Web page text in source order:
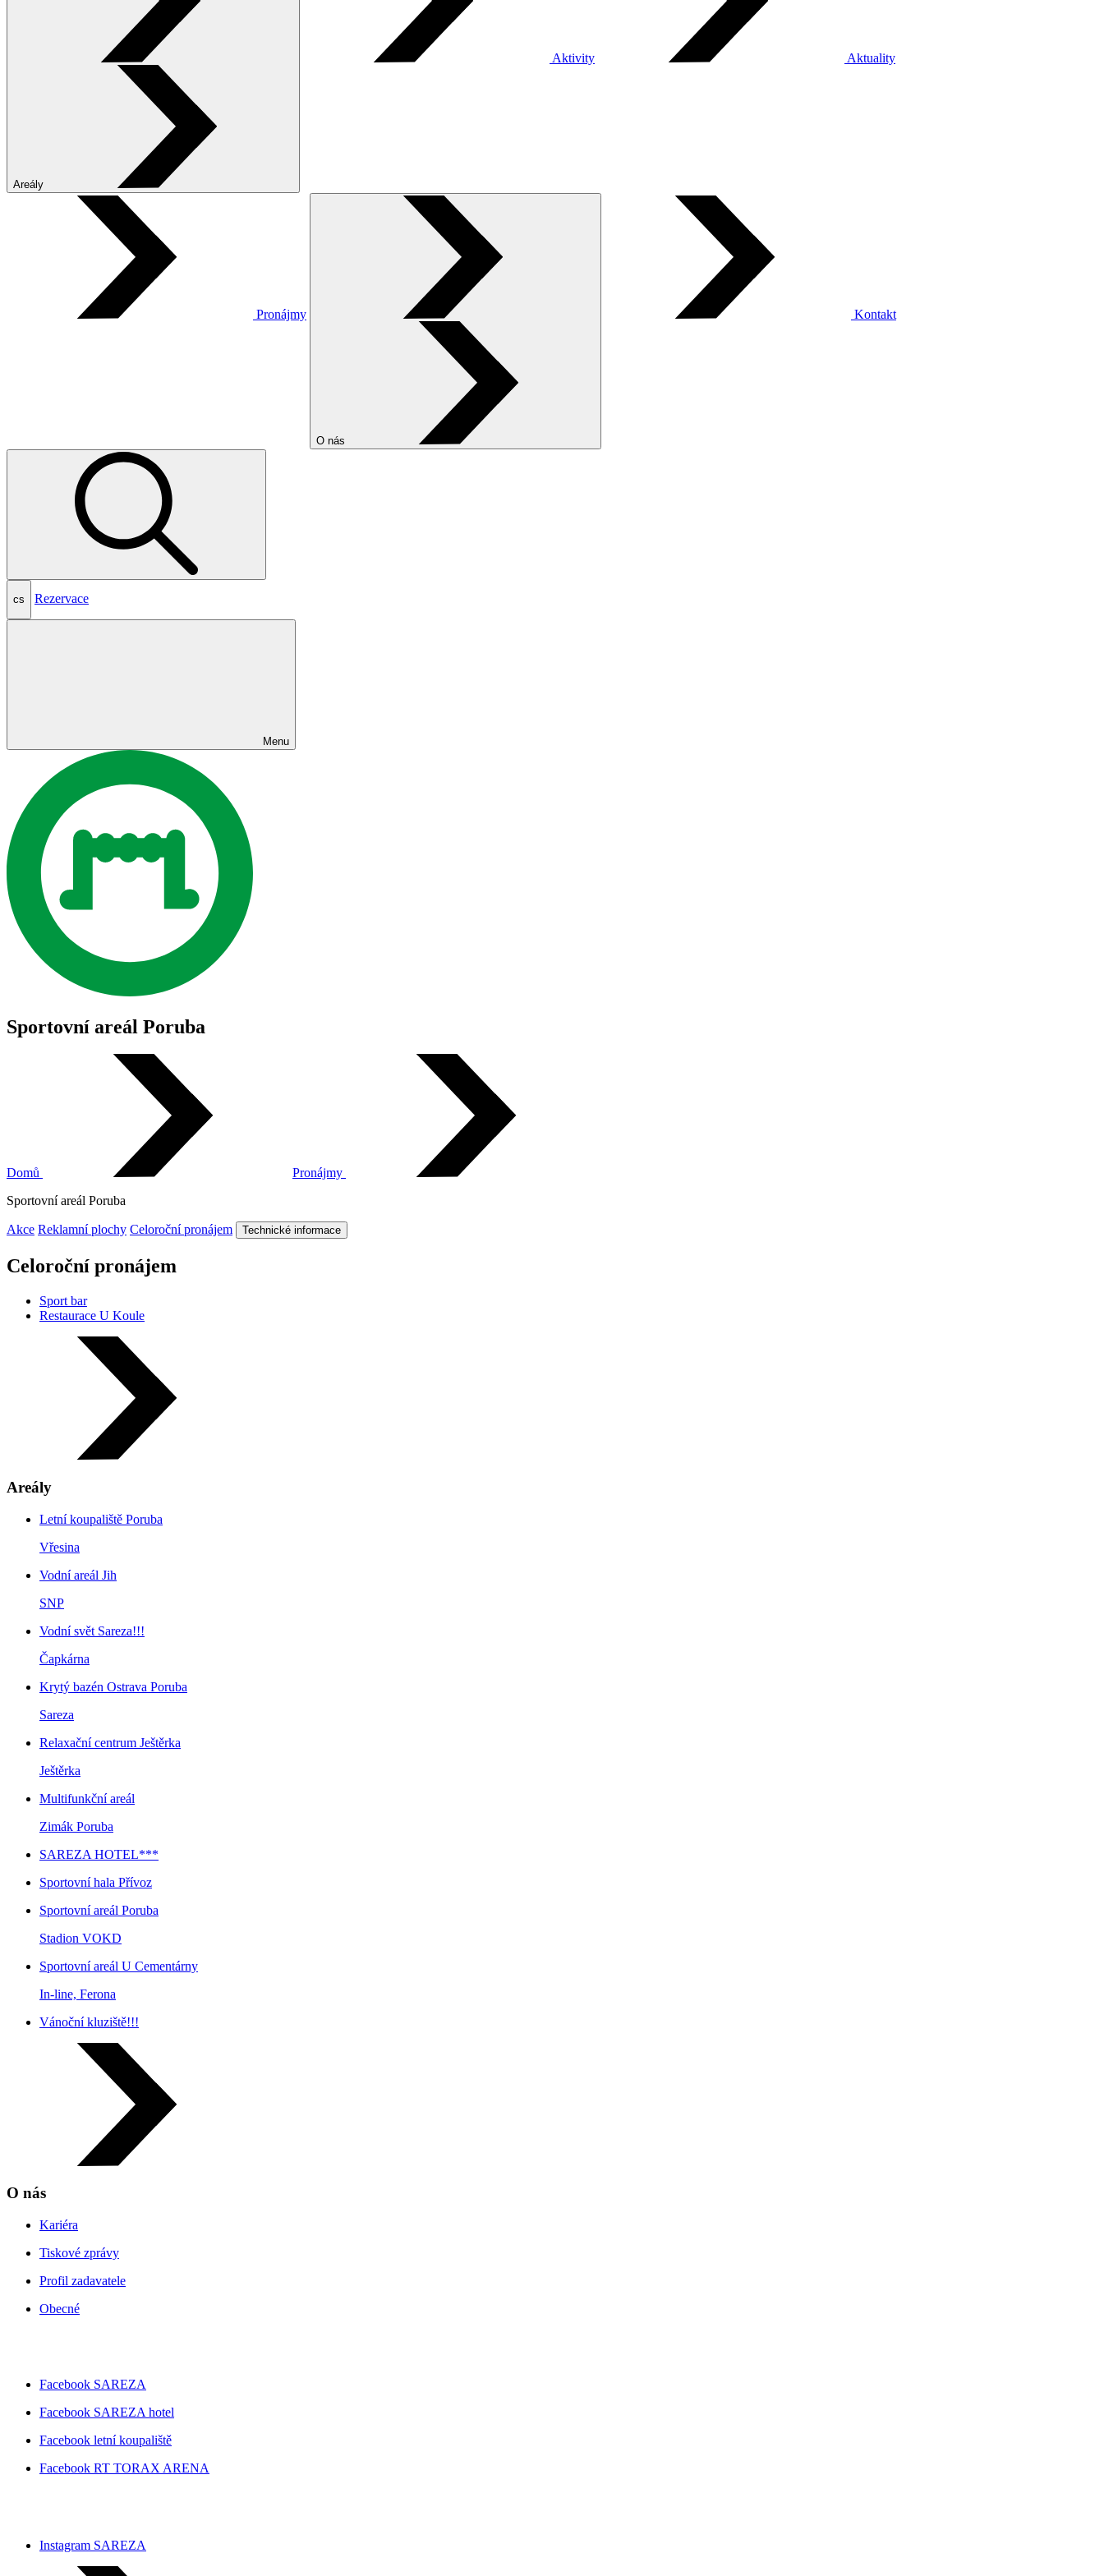
Areály
Aktivity Aktuality
Pronájmy
O nás
Kontakt
cs Rezervace
Menu
Sportovní areál Poruba
Domů
Pronájmy
Sportovní areál Poruba
Akce Reklamní plochy Celoroční pronájem Technické informace
Celoroční pronájem
Sport bar
Restaurace U Koule
Areály
Letní koupaliště Poruba
Vřesina
Vodní areál Jih
SNP
Vodní svět Sareza!!!
Čapkárna
Krytý bazén Ostrava Poruba
Sareza
Relaxační centrum Ještěrka
Ještěrka
Multifunkční areál
Zimák Poruba
SAREZA HOTEL***
Sportovní hala Přívoz
Sportovní areál Poruba
Stadion VOKD
Sportovní areál U Cementárny
In-line, Ferona
Vánoční kluziště!!!
O nás
Kariéra
Tiskové zprávy
Profil zadavatele
Obecné
Facebook SAREZA
Facebook SAREZA hotel
Facebook letní koupaliště
Facebook RT TORAX ARENA
Instagram SAREZA